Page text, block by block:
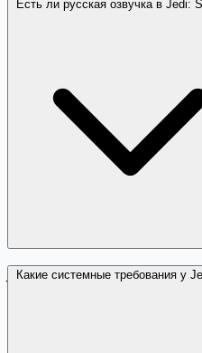
со всеми побочными
часов. Несколько
Game+ добавляют
Есть ли русская озвучка в Jedi:
Jedi: Survivor имеет
Озвучка только на
языках. Камерон Монахан
Какие системные требования у